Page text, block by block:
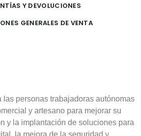
Y DEVOLUCIONES
GENERALES DE VENTA
las personas trabajadoras autónomas
y artesano para mejorar su
y la implantación de soluciones para
la mejora de la seguridad y